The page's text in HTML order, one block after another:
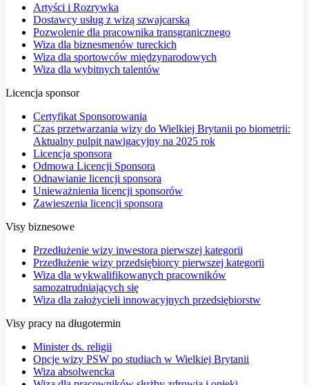
Artyści i Rozrywka
Dostawcy usług z wizą szwajcarską
Pozwolenie dla pracownika transgranicznego
Wiza dla biznesmenów tureckich
Wiza dla sportowców międzynarodowych
Wiza dla wybitnych talentów
Licencja sponsor
Certyfikat Sponsorowania
Czas przetwarzania wizy do Wielkiej Brytanii po biometrii:
Aktualny pulpit nawigacyjny na 2025 rok
Licencja sponsora
Odmowa Licencji Sponsora
Odnawianie licencji sponsora
Unieważnienia licencji sponsorów
Zawieszenia licencji sponsora
Visy biznesowe
Przedłużenie wizy inwestora pierwszej kategorii
Przedłużenie wizy przedsiębiorcy pierwszej kategorii
Wiza dla wykwalifikowanych pracowników
samozatrudniających się
Wiza dla założycieli innowacyjnych przedsiębiorstw
Visy pracy na długotermin
Minister ds. religii
Opcje wizy PSW po studiach w Wielkiej Brytanii
Wiza absolwencka